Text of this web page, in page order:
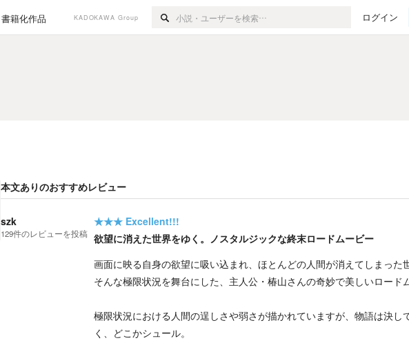
書籍化作品 KADOKAWA Group ログイン
本文ありのおすすめレビュー
szk
129件のレビューを投稿
★★★ Excellent!!!
欲望に消えた世界をゆく。ノスタルジックな終末ロードムービー
画面に映る自身の欲望に吸い込まれ、ほとんどの人間が消えてしまった
そんな極限状況を舞台にした、主人公・椿山さんの奇妙で美しいロード
極限状況における人間の逞しさや弱さが描かれていますが、物語は決し
く、どこかシュール。